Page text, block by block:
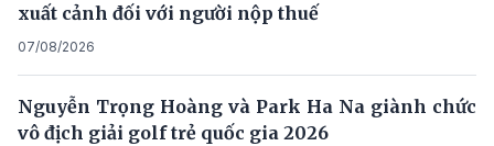
xuất cảnh đối với người nộp thuế
07/08/2026
Nguyễn Trọng Hoàng và Park Ha Na giành chức
vô địch giải golf trẻ quốc gia 2026